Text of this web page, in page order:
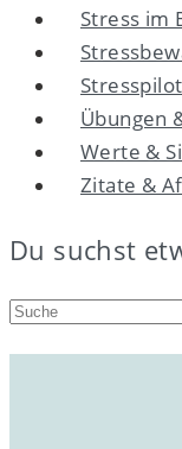
Stress im
Übungen
Werte &
Zitate &
Du suchst
Suche: